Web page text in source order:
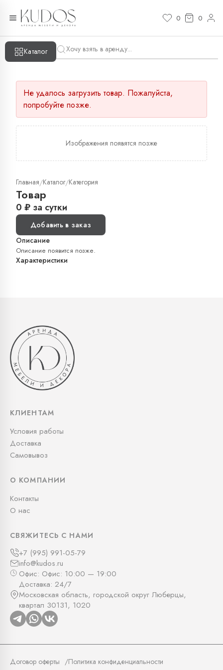
0 0
Каталог
Не удалось загрузить товар. Пожалуйста,
попробуйте позже.
Изображения появятся позже
Главная/Каталог/Категория
Товар
0 ₽ за сутки
Добавить в заказ
Описание
Описание появится позже.
Характеристики
КЛИЕНТАМ
Условия работы
Доставка
Самовывоз
О КОМПАНИИ
Контакты
О нас
СВЯЖИТЕСЬ С НАМИ
+7 (995) 991-05-79
info@kudos.ru
Офис: Офис: 10:00 — 19:00
Доставка: 24/7
Московская область, городской округ Люберцы,
квартал 30131, 1020
Договор оферты Политика конфиденциальности